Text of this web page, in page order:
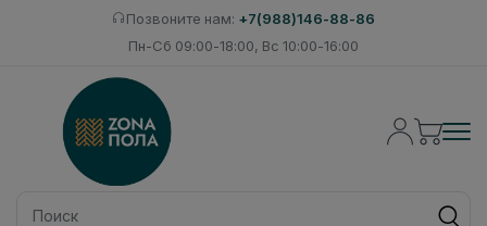
Позвоните нам: +7(988)146-88-86
Пн-Сб 09:00-18:00, Вс 10:00-16:00